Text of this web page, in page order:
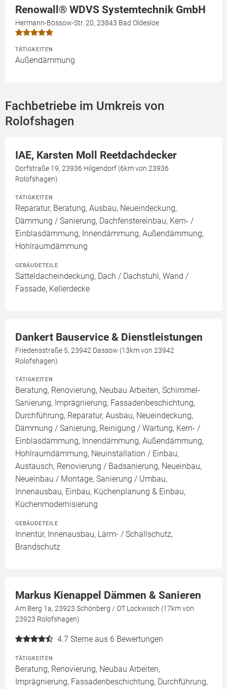
Renowall® WDVS Systemtechnik GmbH
Hermann-Bössow-Str. 20, 23843 Bad Oldesloe
TÄTIGKEITEN
Außendämmung
Fachbetriebe im Umkreis von
Rolofshagen
IAE, Karsten Moll Reetdachdecker
Dorfstraße 19, 23936 Hilgendorf (6km von 23936
Rolofshagen)
TÄTIGKEITEN
Reparatur, Beratung, Ausbau, Neueindeckung,
Dämmung / Sanierung, Dachfenstereinbau, Kern- /
Einblasdämmung, Innendämmung, Außendämmung,
Hohlraumdämmung
GEBÄUDETEILE
Satteldacheindeckung, Dach / Dachstuhl, Wand /
Fassade, Kellerdecke
Dankert Bauservice & Dienstleistungen
Friedensstraße 5, 23942 Dassow (13km von 23942
Rolofshagen)
TÄTIGKEITEN
Beratung, Renovierung, Neubau Arbeiten, Schimmel-
Sanierung, Imprägnierung, Fassadenbeschichtung,
Durchführung, Reparatur, Ausbau, Neueindeckung,
Dämmung / Sanierung, Reinigung / Wartung, Kern- /
Einblasdämmung, Innendämmung, Außendämmung,
Hohlraumdämmung, Neuinstallation / Einbau,
Austausch, Renovierung / Badsanierung, Neueinbau,
Neueinbau / Montage, Sanierung / Umbau,
Innenausbau, Einbau, Küchenplanung & Einbau,
Küchenmodernisierung
GEBÄUDETEILE
Innentür, Innenausbau, Lärm- / Schallschutz,
Brandschutz
Markus Kienappel Dämmen & Sanieren
Am Berg 1a, 23923 Schönberg / OT Lockwisch (17km von
23923 Rolofshagen)
4.7 Sterne aus 6 Bewertungen
TÄTIGKEITEN
Beratung, Renovierung, Neubau Arbeiten,
Imprägnierung, Fassadenbeschichtung, Durchführung,